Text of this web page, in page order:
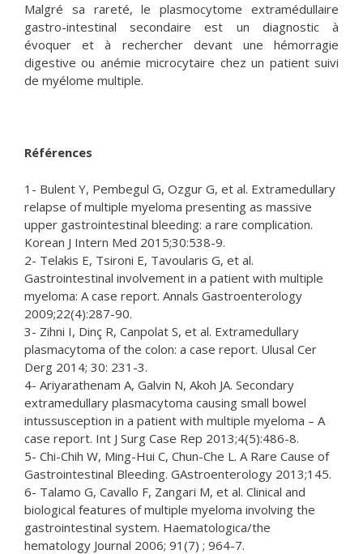
Malgré sa rareté, le plasmocytome extramédullaire
gastro-intestinal secondaire est un diagnostic à
évoquer et à rechercher devant une hémorragie
digestive ou anémie microcytaire chez un patient suivi
de myélome multiple.
Références
1- Bulent Y, Pembegul G, Ozgur G, et al. Extramedullary
relapse of multiple myeloma presenting as massive
upper gastrointestinal bleeding: a rare complication.
Korean J Intern Med 2015;30:538-9.
2- Telakis E, Tsironi E, Tavoularis G, et al.
Gastrointestinal involvement in a patient with multiple
myeloma: A case report. Annals Gastroenterology
2009;22(4):287-90.
3- Zihni I, Dinç R, Canpolat S, et al. Extramedullary
plasmacytoma of the colon: a case report. Ulusal Cer
Derg 2014; 30: 231-3.
4- Ariyarathenam A, Galvin N, Akoh JA. Secondary
extramedullary plasmacytoma causing small bowel
intussusception in a patient with multiple myeloma – A
case report. Int J Surg Case Rep 2013;4(5):486-8.
5- Chi-Chih W, Ming-Hui C, Chun-Che L. A Rare Cause of
Gastrointestinal Bleeding. GAstroenterology 2013;145.
6- Talamo G, Cavallo F, Zangari M, et al. Clinical and
biological features of multiple myeloma involving the
gastrointestinal system. Haematologica/the
hematology Journal 2006; 91(7) ; 964-7.